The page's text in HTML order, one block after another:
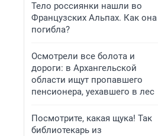
Тело россиянки нашли во
Французских Альпах. Как она
погибла?
Осмотрели все болота и
дороги: в Архангельской
области ищут пропавшего
пенсионера, уехавшего в лес
Посмотрите, какая щука! Так
библиотекарь из